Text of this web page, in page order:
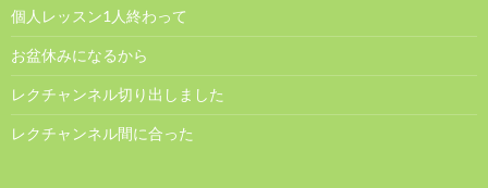
個人レッスン1人終わって
お盆休みになるから
レクチャンネル切り出しました
レクチャンネル間に合った